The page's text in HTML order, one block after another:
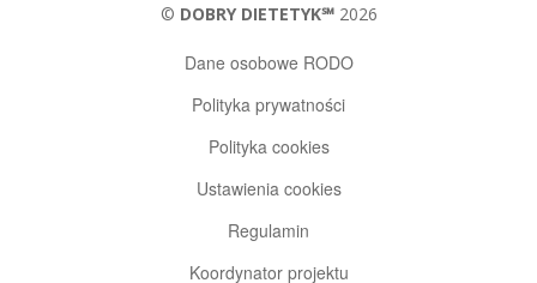
© DOBRY DIETETYK℠2026
Dane osobowe RODO
Polityka prywatności
Polityka cookies
Ustawienia cookies
Regulamin
Koordynator projektu